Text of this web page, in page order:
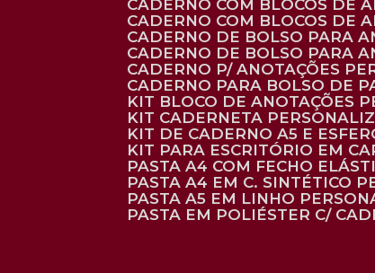
CADERNO COM BLOCOS DE
CADERNO COM BLOCOS DE
CADERNO DE BOLSO PARA
CADERNO DE BOLSO PARA
CADERNO P/ ANOTAÇÕES
CADERNO PARA BOLSO DE
KIT BLOCO DE ANOTAÇÕES
KIT CADERNETA
KIT DE CADERNO A5 E
KIT PARA ESCRITÓRIO EM
PASTA A4 COM FECHO
PASTA A4 EM C. SINTÉTICO
PASTA A5 EM LINHO
PASTA EM POLIÉSTER C/